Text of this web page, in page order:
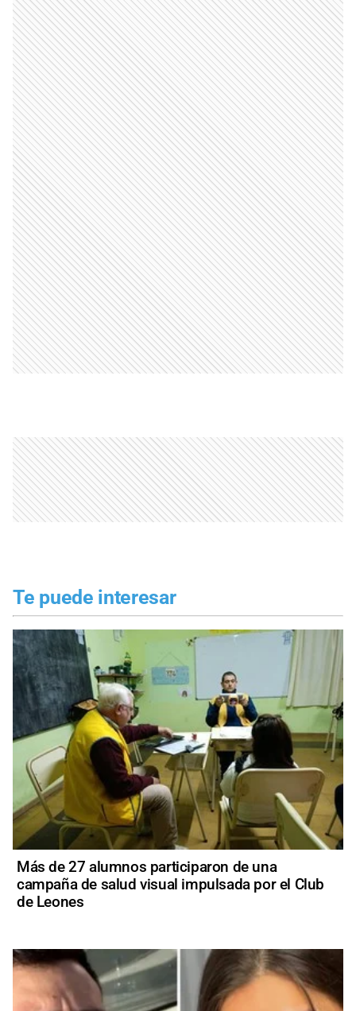
Te puede interesar
Más de 27 alumnos participaron de una
campaña de salud visual impulsada por el Club
de Leones